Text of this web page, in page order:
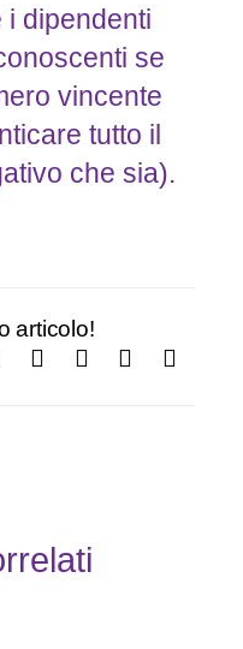
i dipendenti
se
vincente
tutto il
che sia).
articolo!